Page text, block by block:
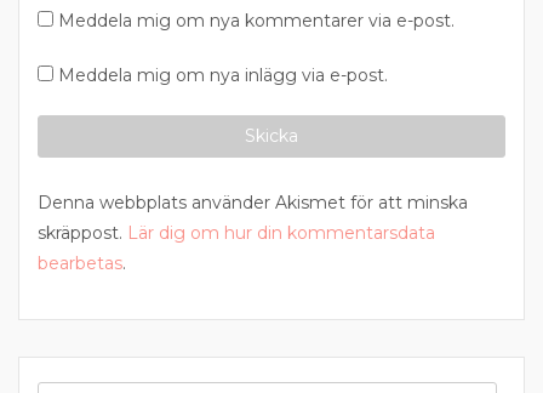
Meddela mig om nya kommentarer via e-post.
Meddela mig om nya inlägg via e-post.
Denna webbplats använder Akismet för att minska
skräppost. Lär dig om hur din kommentarsdata
bearbetas.